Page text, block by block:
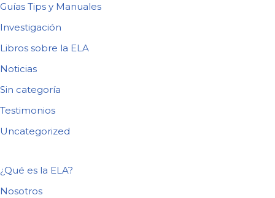
Guías Tips y Manuales
Investigación
Libros sobre la ELA
Noticias
Sin categoría
Testimonios
Uncategorized
¿Qué es la ELA?
Nosotros